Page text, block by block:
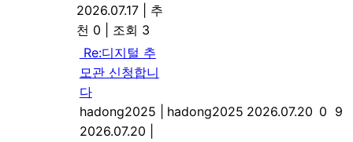
2026.07.17
추
천 0
조회 3
Re:디지털 추
모관 신청합니
다
hadong2025
2026.07.20
hadong2025 2026.07.20 0 9